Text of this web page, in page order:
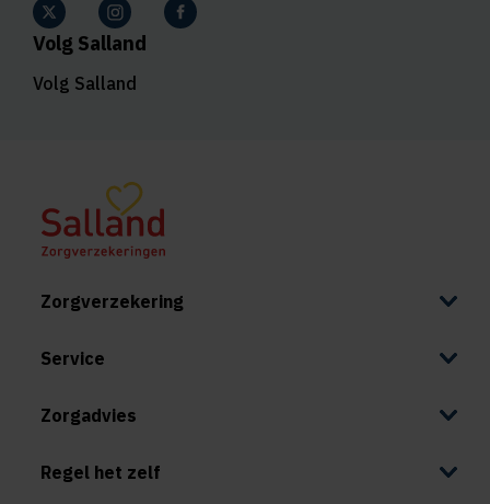
Volg Salland
Volg Salland
Zorgverzekering
Service
Zorgadvies
Regel het zelf